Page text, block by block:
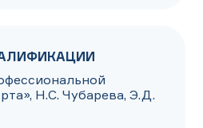
Н.С. Чубарева, Э.Д.